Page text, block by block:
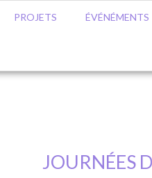
PROJETS ÉVÉNÉMENTS
JOURNÉES